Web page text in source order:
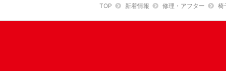
TOP 新着情報 修理・アフター 椅